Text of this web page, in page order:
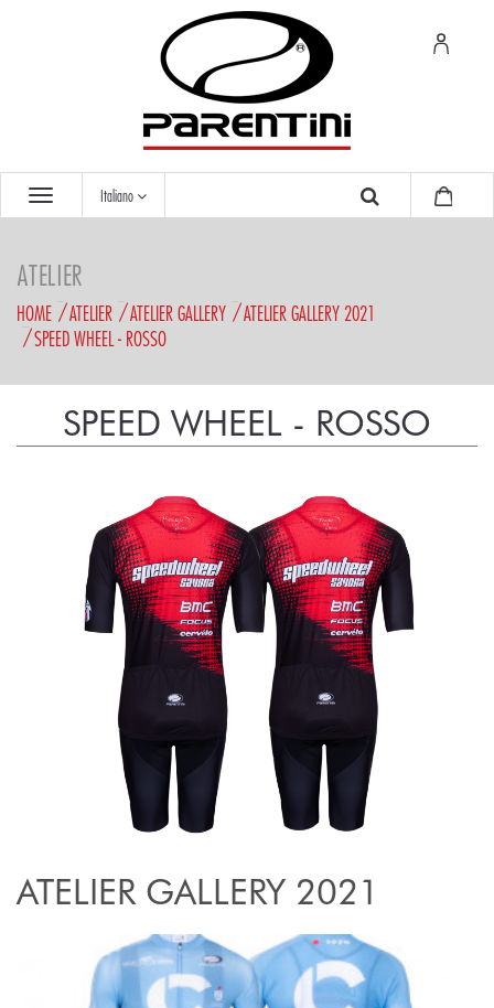
Italiano
ATELIER
HOME ATELIER ATELIER GALLERY
ATELIER GALLERY 2021
SPEED WHEEL - ROSSO
SPEED WHEEL - ROSSO
ATELIER GALLERY 2021